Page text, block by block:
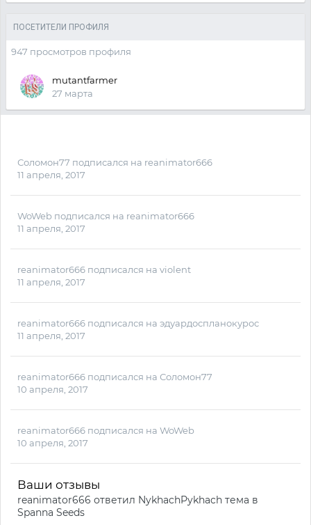
ПОСЕТИТЕЛИ ПРОФИЛЯ
947 просмотров профиля
mutantfarmer
27 марта
Соломон77 подписался на reanimator666
11 апреля, 2017
WoWeb подписался на reanimator666
11 апреля, 2017
reanimator666 подписался на violent
11 апреля, 2017
reanimator666 подписался на эдуардоспланокурос
11 апреля, 2017
reanimator666 подписался на Соломон77
10 апреля, 2017
reanimator666 подписался на WoWeb
10 апреля, 2017
Ваши отзывы
reanimator666 ответил NykhachPykhach тема в
Spanna Seeds